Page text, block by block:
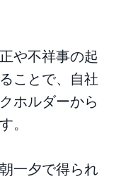
や不祥事の起
ことで、自社
ホルダーから
。
一夕で得られ